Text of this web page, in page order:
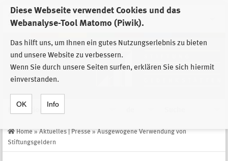
Diese Webseite verwendet Cookies und das
Webanalyse-Tool Matomo (Piwik).
Das hilft uns, um Ihnen ein gutes Nutzungserlebnis zu bieten
und unsere Website zu verbessern.
Wenn Sie durch unsere Seiten surfen, erklären Sie sich hiermit
einverstanden.
OK Info
Zur Auswahl der Einrichtungen der
Stiftung Sächsische Gedenkstätten
Home » Aktuelles | Presse » Ausgewogene Verwendung von
Stiftungsgeldern